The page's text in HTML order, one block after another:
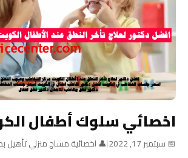
اخصائي سلوك أطفال
📅 سبتمبر 17, 2022 |👤 اخصائية مساج منزلي تأهيل